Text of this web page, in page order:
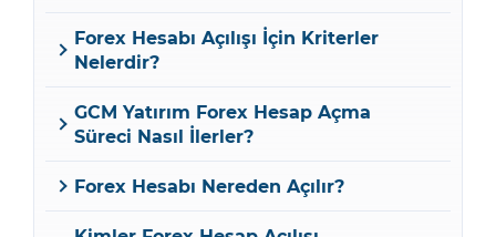
Forex Hesabı Açılışı İçin Kriterler
Nelerdir?
GCM Yatırım Forex Hesap Açma
Süreci Nasıl İlerler?
Forex Hesabı Nereden Açılır?